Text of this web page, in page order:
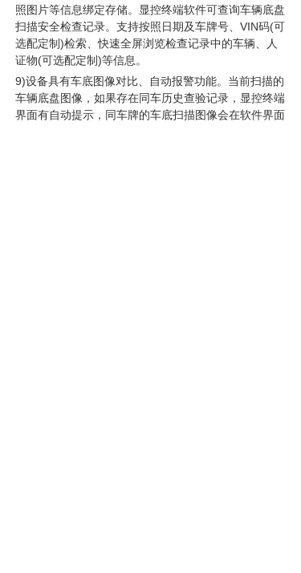
照图片等信息绑定存储。显控终端软件可查询车辆底盘
扫描安全检查记录。支持按照日期及车牌号、VIN码(可
选配定制)检索、快速全屏浏览检查记录中的车辆、人
证物(可选配定制)等信息。
9)设备具有车底图像对比、自动报警功能。当前扫描的
车辆底盘图像，如果存在同车历史查验记录，显控终端
界面有自动提示，同车牌的车底扫描图像会在软件界面